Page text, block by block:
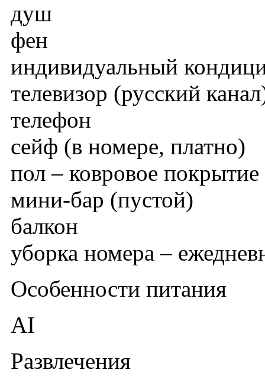
душ
фен
индивидуальный
телевизор (русский
телефон
сейф (в номере, платно)
пол – ковровое покрытие
мини-бар (пустой)
балкон
уборка номера –
Особенности питания
AI
Развлечения